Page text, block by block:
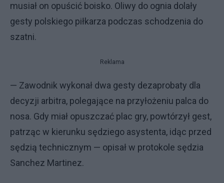
musiał on opuścić boisko. Oliwy do ognia dolały
gesty polskiego piłkarza podczas schodzenia do
szatni.
Reklama
— Zawodnik wykonał dwa gesty dezaprobaty dla
decyzji arbitra, polegające na przyłożeniu palca do
nosa. Gdy miał opuszczać plac gry, powtórzył gest,
patrząc w kierunku sędziego asystenta, idąc przed
sędzią technicznym — opisał w protokole sędzia
Sanchez Martinez.